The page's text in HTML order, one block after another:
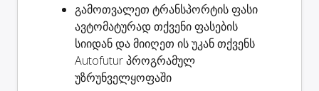
გამოთვალეთ ტრანსპორტის ფასი
ავტომატურად თქვენი ფასების
სიიდან და მიიღეთ ის უკან თქვენს
Autofutur პროგრამულ
უზრუნველყოფაში